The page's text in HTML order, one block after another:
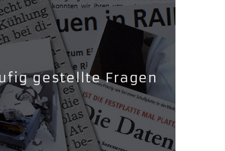
gestellte Fragen